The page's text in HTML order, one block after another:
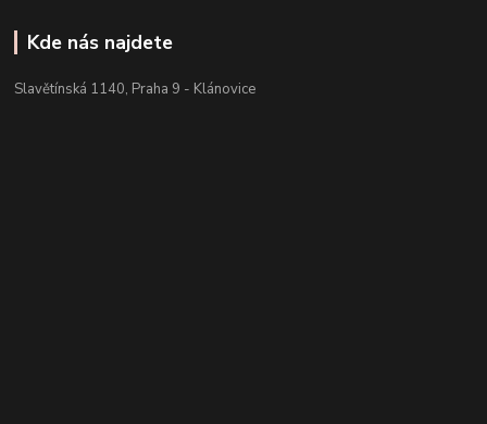
Kde nás najdete
Slavětínská 1140, Praha 9 - Klánovice